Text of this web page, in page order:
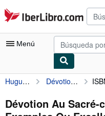
Pasar al contenido principal
IberLibro.com
Menú
Mi cuenta
Consultar mis pedidos
Huguet, Jean-Joseph Dévotion Au Sacré-coeur De Jésus En Exemples Ou Excellence Des Prières Et Des Pratiques En L'honneur Du Sacré-coeur...
Dévotion Au Sacré-